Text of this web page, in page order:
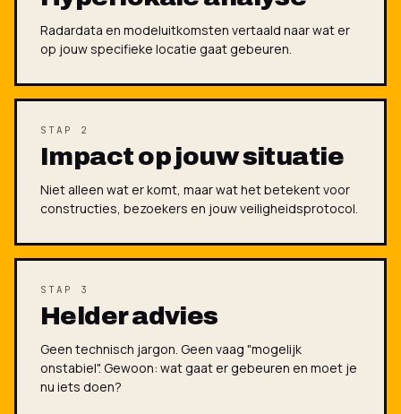
Radardata en modeluitkomsten vertaald naar wat er
op jouw specifieke locatie gaat gebeuren.
STAP 2
Impact op jouw situatie
Niet alleen wat er komt, maar wat het betekent voor
constructies, bezoekers en jouw veiligheidsprotocol.
STAP 3
Helder advies
Geen technisch jargon. Geen vaag "mogelijk
onstabiel". Gewoon: wat gaat er gebeuren en moet je
nu iets doen?